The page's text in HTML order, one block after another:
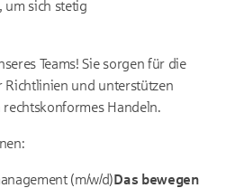
um sich stetig
Teams! Sie sorgen für die
Richtlinien und unterstützen
Handeln.
(m/w/d)Das bewegen